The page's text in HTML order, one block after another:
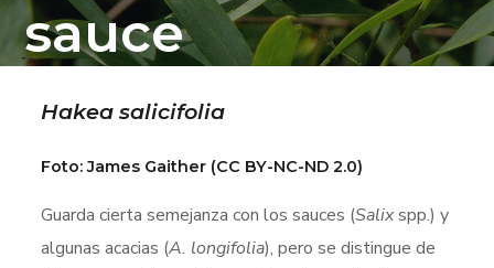
sauce
Hakea salicifolia
Foto: James Gaither (CC BY-NC-ND 2.0)
Guarda cierta semejanza con los sauces (Salixspp.) y
algunas acacias (A. longifolia), pero se distingue de